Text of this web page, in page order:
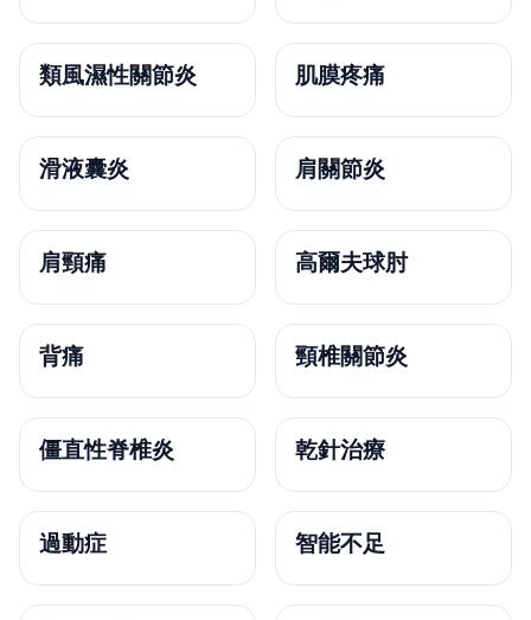
類風濕性關節炎 肌膜疼痛
滑液囊炎 肩關節炎
肩頸痛 高爾夫球肘
背痛 頸椎關節炎
僵直性脊椎炎 乾針治療
過動症 智能不足